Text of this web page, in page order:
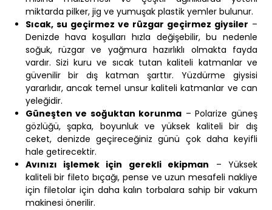
miktarda pilker, jig ve yumuşak plastik yemler bulunur.
Sıcak, su geçirmez ve rüzgar geçirmez giysiler –
Denizde hava koşulları hızla değişebilir, bu nedenle
soğuk, rüzgar ve yağmura hazırlıklı olmakta fayda
vardır. Sizi kuru ve sıcak tutan kaliteli katmanlar ve
güvenilir bir dış katman şarttır. Yüzdürme giysisi
yararlıdır, ancak temel unsur kaliteli katmanlar ve can
yeleğidir.
Güneşten ve soğuktan korunma – Polarize güneş
gözlüğü, şapka, boyunluk ve yüksek kaliteli bir dış
ceket, denizde geçireceğiniz günü çok daha keyifli
hale getirecektir.
Avınızı işlemek için gerekli ekipman – Yüksek
kaliteli bir fileto bıçağı, pense ve uzun mesafeli nakliye
için filetolar için daha kalın torbalara sahip bir vakum
makinesi önerilir.